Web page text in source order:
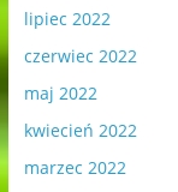
lipiec 2022
czerwiec 2022
maj 2022
kwiecień 2022
marzec 2022